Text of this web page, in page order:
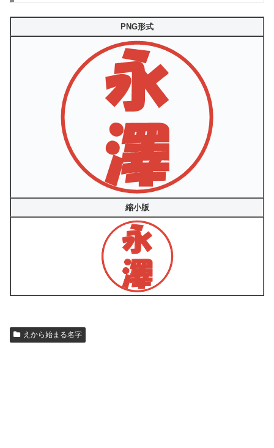
PNG形式
縮小版
えから始まる名字